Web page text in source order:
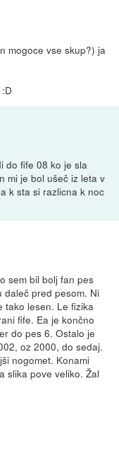
mogoce vse skup?) ja
do fife 08 ko je sla
mi je bol ušeč iz leta v
k sta si razlicna k noc
sem bil bolj fan pes
daleč pred pesom. Ni
tako lesen. Le fizika
fife. Ea je končno
do pes 6. Ostalo je
oz 2000, do sedaj.
nogomet. Konami
slika pove veliko. Žal